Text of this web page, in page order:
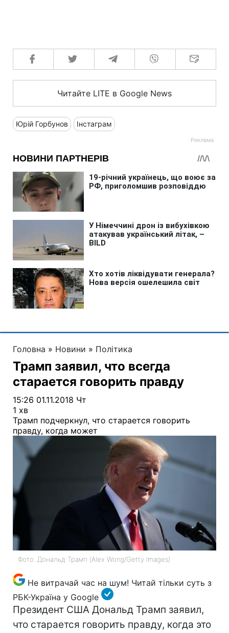
Читайте LITE в Google News
Юрій Горбунов Інстаграм
Головна » Новини » Політика
Трамп заявил, что всегда
старается говорить правду
15:26 01.11.2018 Чт
1 хв
Трамп подчеркнул, что старается говорить
правду, когда может
Фото: Дональд Трамп (Alex Wong/Getty Images)
Не витрачай час на шум! Читай тільки суть з
РБК-Україна у Google
Президент США Дональд Трамп заявил,
что старается говорить правду, когда это